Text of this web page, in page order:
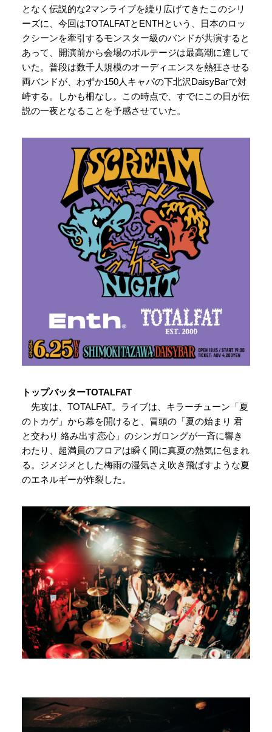
となく伝説的な2マンライブを繰り広げてきたこのシリ
ーズに、今回はTOTALFATとENTHという、日本のロッ
クシーンを牽引するモンスター級のバンドが共演すると
あって、開演前から会場のボルテージは最高潮に達して
いた。普段は数千人規模のオーディエンスを熱狂させる
両バンドが、わずか150人キャパの下北沢DaisyBarで対
峙する。しかも柵なし。この時点で、すでにこの日が伝
説の一夜となることを予感させていた。
トップバッターTOTALFAT
先攻は、TOTALFAT。ライブは、キラーチューン「夏
のトカゲ」から幕を開けると、冒頭の「夏の始まり 君
と交わり 絡み出す恋心」のシンガロングが一斉に響き
わたり、超満員のフロアは瞬く間に真夏の熱気に包まれ
る。ジメジメとした梅雨の湿気さえ吹き飛ばすような夏
のエネルギーが炸裂した。